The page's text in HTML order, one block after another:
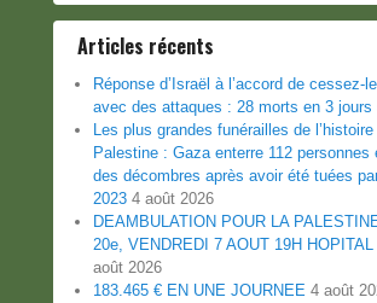
Articles récents
Réponse d’Israël à l’accord de cessez-
avec des attaques : 28 morts en 3 jours
Les plus grandes funérailles de
Palestine : Gaza enterre 112 personnes
des décombres après avoir été tuées
2023 4 août 2026
DEAMBULATION POUR LA
20e, VENDREDI 7 AOUT 19H HOPITAL
août 2026
183.465 € EN UNE JOURNEE 4 août